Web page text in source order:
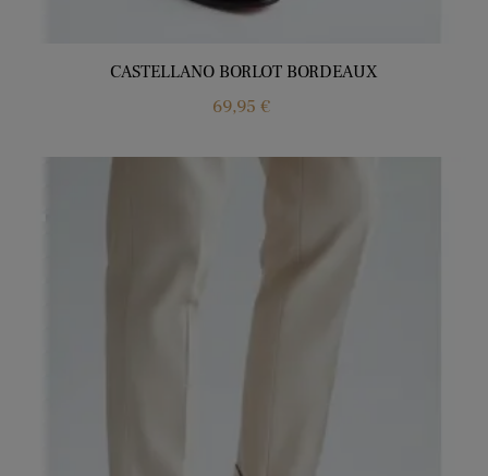
CASTELLANO BORLOT BORDEAUX
Price
69,95 €